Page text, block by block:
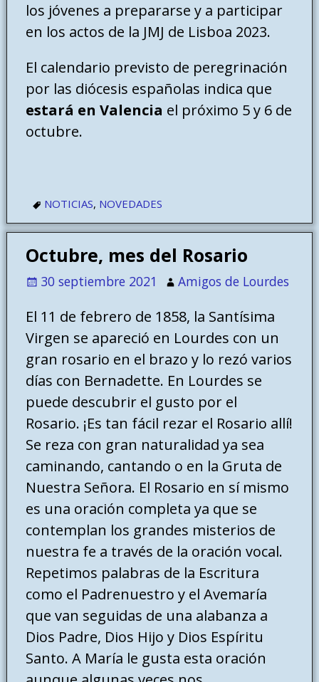
los jóvenes a prepararse y a participar
en los actos de la JMJ de Lisboa 2023.
El calendario previsto de peregrinación
por las diócesis españolas indica que
estará en Valencia el próximo 5 y 6 de
octubre.
NOTICIAS, NOVEDADES
Octubre, mes del Rosario
30 septiembre 2021 Amigos de Lourdes
El 11 de febrero de 1858, la Santísima
Virgen se apareció en Lourdes con un
gran rosario en el brazo y lo rezó varios
días con Bernadette. En Lourdes se
puede descubrir el gusto por el
Rosario. ¡Es tan fácil rezar el Rosario allí!
Se reza con gran naturalidad ya sea
caminando, cantando o en la Gruta de
Nuestra Señora. El Rosario en sí mismo
es una oración completa ya que se
contemplan los grandes misterios de
nuestra fe a través de la oración vocal.
Repetimos palabras de la Escritura
como el Padrenuestro y el Avemaría
que van seguidas de una alabanza a
Dios Padre, Dios Hijo y Dios Espíritu
Santo. A María le gusta esta oración